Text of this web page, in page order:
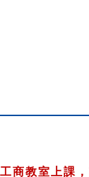
商教室上課